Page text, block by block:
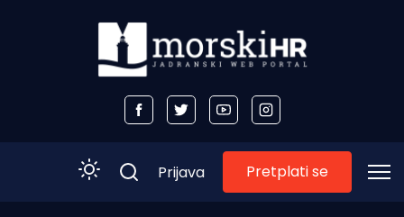
Prijava Pretplati se